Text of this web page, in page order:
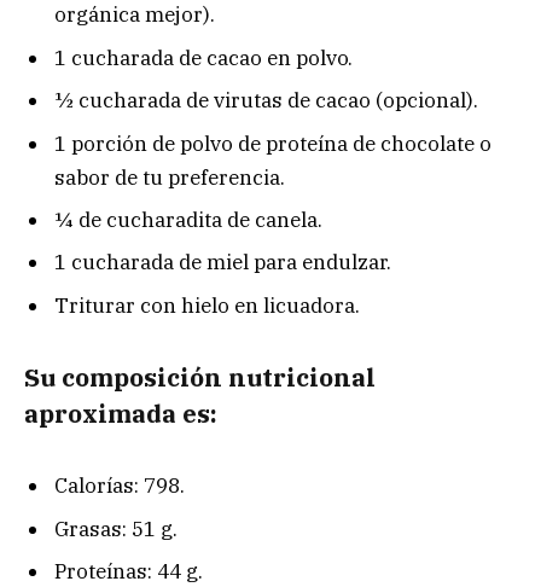
orgánica mejor).
1 cucharada de cacao en polvo.
½ cucharada de virutas de cacao (opcional).
1 porción de polvo de proteína de chocolate o
sabor de tu preferencia.
¼ de cucharadita de canela.
1 cucharada de miel para endulzar.
Triturar con hielo en licuadora.
Su composición nutricional
aproximada es:
Calorías: 798.
Grasas: 51 g.
Proteínas: 44 g.